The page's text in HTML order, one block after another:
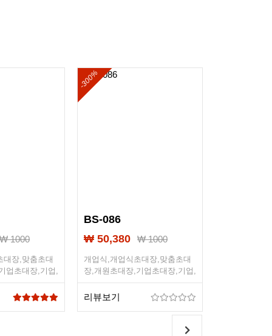
₩ 1000
대장,맞춤초대
업초대장,기업,
플디자인,심플
-300%
BS-086
₩ 50,380
₩ 1000
개업식,개업식초대장,맞춤초대
장,개원초대장,기업초대장,기업,
디자인초대장,심플디자인,심플
디자인초대장
리뷰보기